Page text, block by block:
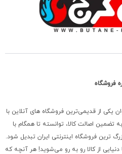
فروشگاه
یکی از قدیمی‌ترین فروشگاه های آنلاین با
تضمین اصالت کالا، توانسته تا همگام با
ترین فروشگاه اینترنتی ایران تبدیل شود.
از کالا رو به رو می‌شوید! هر آنچه که